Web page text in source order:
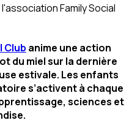
Family Social
Club anime une action
du miel sur la dernière
estivale. Les enfants
s’activent à chaque
sciences et